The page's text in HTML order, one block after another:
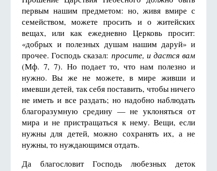
первым нашим предметом: но, живя вмире с
семейством, можете просить и о житейских
вещах, или как ежедневно Церковь просит:
«добрых и полезных душам нашим даруй» и
прочее. Господь сказал: просите, и дастся вам
(Мф. 7, 7). Но подает то, что нам полезно и
нужно. Вы же не можете, в мире живши и
имевши детей, так себя поставить, чтобы ничего
не иметь и все раздать; но надобно наблюдать
благоразумную средину — не уклоняться от
мира и не пристращаться к нему. Вещи, если
нужны для детей, можно сохранять их, а не
нужны, то нуждающимся отдать.
Да благословит Господь любезных деток